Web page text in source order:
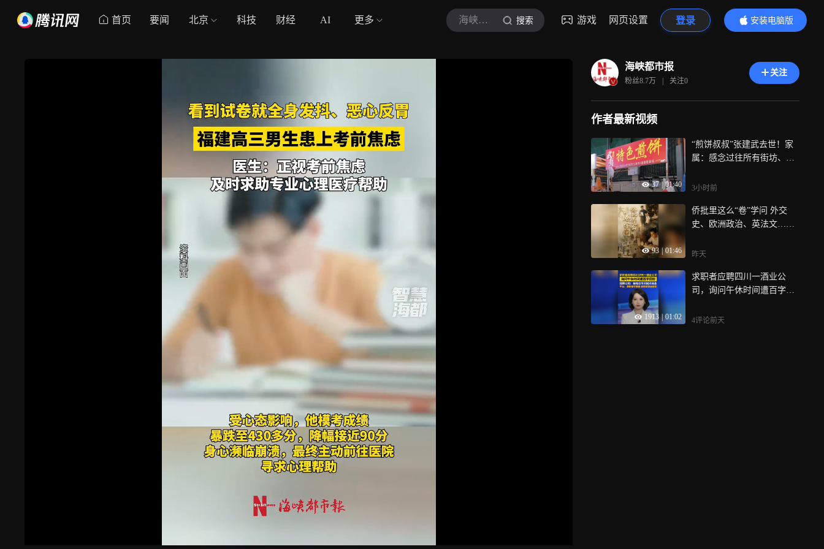
首页 要闻 北京 科技 财经 AI 更多 海峡都市报 搜索 游戏 网页设置 登录
安装电脑版
内容更精彩
海峡都市报
粉丝8.7万 | 关注0
关注
作者最新视频
37 01:40
“煎饼叔叔”张建武去世！家
属：感念过往所有街坊、好
3小时前
93 | 01:46
侨批里这么“卷”学问 外交
史、欧洲政治、英法文……
年前，华人在南洋竟然这么
昨天
1913 | 01:02
求职者应聘四川一酒业公
司，询问午休时间遭百字回
4评论前天